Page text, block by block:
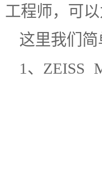
工程师，可
这里我们
1、ZEISS